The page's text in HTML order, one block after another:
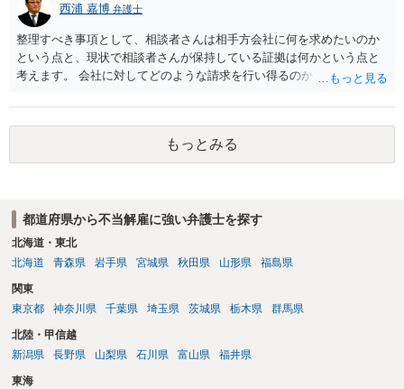
西浦 嘉博 弁護士
整理すべき事項として、相談者さんは相手方会社に何を求めたいのか
という点と、現状で相談者さんが保持している証拠は何かという点と
考えます。 会社に対してどのような請求を行い得るのか、また、どう
事務所での相談を検討いただければと思われます。 上記、ご参考くだ
さい。
もっとみる
都道府県から不当解雇に強い弁護士を探す
北海道・東北
北海道
青森県 岩手県 宮城県 秋田県 山形県 福島県
関東
東京都
神奈川県 千葉県 埼玉県 茨城県 栃木県 群馬県
北陸・甲信越
新潟県
長野県 山梨県 石川県 富山県 福井県
東海